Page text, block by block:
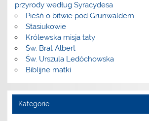
przyrody według Syracydesa
Pieśń o bitwie pod Grunwaldem
Stasiukowie
Królewska misja taty
Św. Brat Albert
Św. Urszula Ledóchowska
Biblijne matki
Kategorie